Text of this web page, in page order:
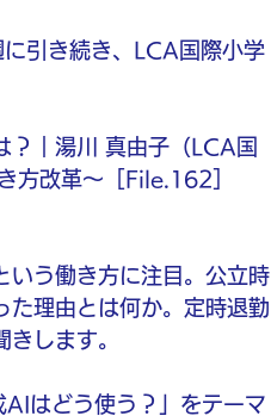
引き続き、LCA国際小学
？｜湯川 真由子（LCA国
方改革〜［File.162］
いう働き方に注目。公立時
た理由とは何か。定時退勤
します。
はどう使う？」をテーマ